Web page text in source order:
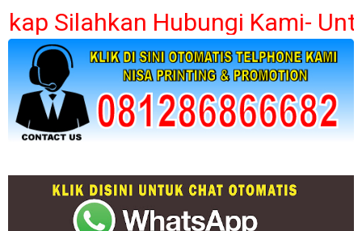
Hubungi Kami- Untuk